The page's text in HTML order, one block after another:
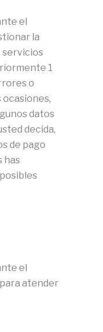
el
la
servicios
1
o
ocasiones,
datos
decida,
de pago
has
el
atender